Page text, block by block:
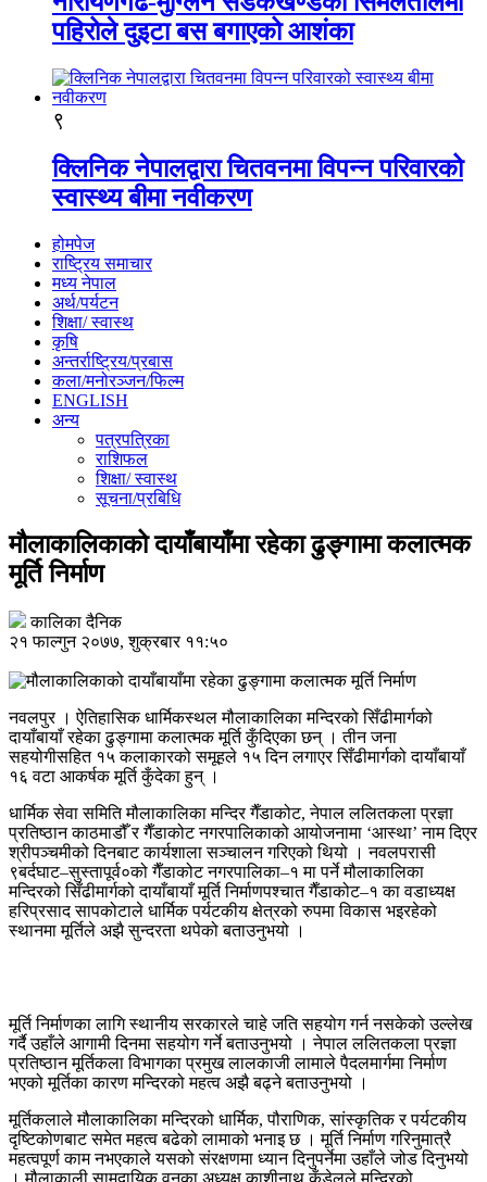
पहिरोले दुइटा बस बगाएको आशंका
९
क्लिनिक नेपालद्वारा चितवनमा विपन्न परिवारको
स्वास्थ्य बीमा नवीकरण
होमपेज
राष्ट्रिय समाचार
मध्य नेपाल
अर्थ/पर्यटन
शिक्षा/ स्वास्थ
कृषि
अन्तर्राष्ट्रिय/प्रबास
कला/मनोरञ्जन/फिल्म
ENGLISH
अन्य
पत्रपत्रिका
राशिफल
शिक्षा/ स्वास्थ
सूचना/प्रबिधि
मौलाकालिकाको दायाँबायाँमा रहेका ढुङ्गामा कलात्मक
मूर्ति निर्माण
कालिका दैनिक
२१ फाल्गुन २०७७, शुक्रबार ११:५०
नवलपुर । ऐतिहासिक धार्मिकस्थल मौलाकालिका मन्दिरको सिँढीमार्गको
दायाँबायाँ रहेका ढुङ्गामा कलात्मक मूर्ति कुँदिएका छन् । तीन जना
सहयोगीसहित १५ कलाकारको समूहले १५ दिन लगाएर सिँढीमार्गको दायाँबायाँ
१६ वटा आकर्षक मूर्ति कुँदेका हुन् ।
धार्मिक सेवा समिति मौलाकालिका मन्दिर गैँडाकोट, नेपाल ललितकला प्रज्ञा
प्रतिष्ठान काठमाडौँ र गैँडाकोट नगरपालिकाको आयोजनामा ‘आस्था’ नाम दिएर
श्रीपञ्चमीको दिनबाट कार्यशाला सञ्चालन गरिएको थियो । नवलपरासी
९बर्दघाट–सुस्तापूर्व०को गैँडाकोट नगरपालिका–१ मा पर्ने मौलाकालिका
मन्दिरको सिँढीमार्गको दायाँबायाँ मूर्ति निर्माणपश्चात गैँडाकोट–१ का वडाध्यक्ष
हरिप्रसाद सापकोटाले धार्मिक पर्यटकीय क्षेत्रको रुपमा विकास भइरहेको
स्थानमा मूर्तिले अझै सुन्दरता थपेको बताउनुभयो ।
मूर्ति निर्माणका लागि स्थानीय सरकारले चाहे जति सहयोग गर्न नसकेको उल्लेख
गर्दै उहाँले आगामी दिनमा सहयोग गर्ने बताउनुभयो । नेपाल ललितकला प्रज्ञा
प्रतिष्ठान मूर्तिकला विभागका प्रमुख लालकाजी लामाले पैदलमार्गमा निर्माण
भएको मूर्तिका कारण मन्दिरको महत्व अझै बढ्ने बताउनुभयो ।
मूर्तिकलाले मौलाकालिका मन्दिरको धार्मिक, पौराणिक, सांस्कृतिक र पर्यटकीय
दृष्टिकोणबाट समेत महत्व बढेको लामाको भनाइ छ । मूर्ति निर्माण गरिनुमात्रै
महत्वपूर्ण काम नभएकाले यसको संरक्षणमा ध्यान दिनुपर्नेमा उहाँले जोड दिनुभयो
। मौलाकाली सामुदायिक वनका अध्यक्ष काशीनाथ कँडेलले मन्दिरको